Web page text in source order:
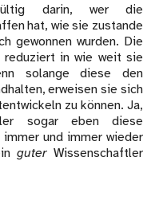
darin, wer die
hat, wie sie zustande
gewonnen wurden. Die
reduziert in wie weit sie
solange diese den
erweisen sie sich
zu können. Ja,
sogar eben diese
und immer wieder
guter Wissenschaftler